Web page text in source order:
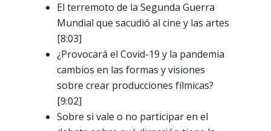
El terremoto de la Segunda Guerra
Mundial que sacudió al cine y las artes
[8:03]
¿Provocará el Covid-19 y la pandemia
cambios en las formas y visiones
sobre crear producciones fílmicas?
[9:02]
Sobre si vale o no participar en el